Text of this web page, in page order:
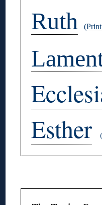
Ruth
(
Esther